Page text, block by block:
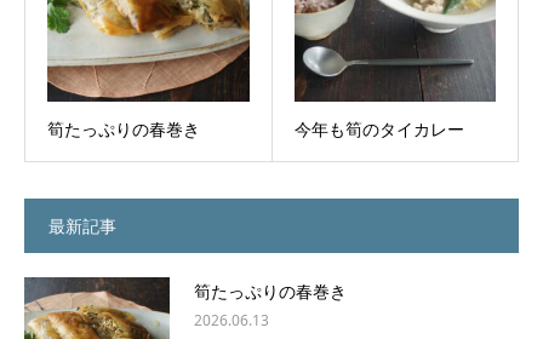
筍たっぷりの春巻き 今年も筍のタイカレー
最新記事
筍たっぷりの春巻き
2026.06.13